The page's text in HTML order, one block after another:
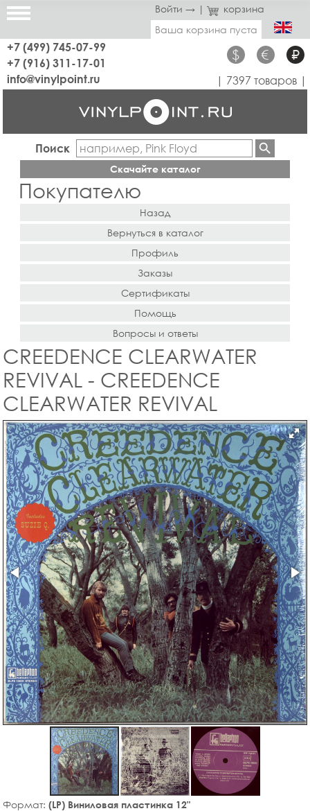
Войти → |
корзина
Ваша корзина пуста
+7 (499) 745-07-99
+7 (916) 311-17-01
$ € ₽
info@vinylpoint.ru | 7397 товаров |
Поиск
Скачайте каталог
Покупателю
Назад
Вернуться в каталог
Профиль
Заказы
Сертификаты
Помощь
Вопросы и ответы
CREEDENCE CLEARWATER
REVIVAL - CREEDENCE
CLEARWATER REVIVAL
Формат: (LP) Виниловая пластинка 12"